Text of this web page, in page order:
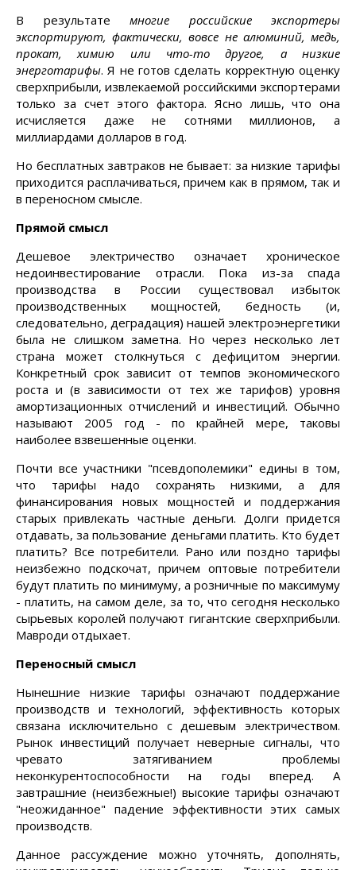
В результате многие российские экспортеры
экспортируют, фактически, вовсе не алюминий, медь,
прокат, химию или что-то другое, а низкие
энерготарифы. Я не готов сделать корректную оценку
сверхприбыли, извлекаемой российскими экспортерами
только за счет этого фактора. Ясно лишь, что она
исчисляется даже не сотнями миллионов, а
миллиардами долларов в год.
Но бесплатных завтраков не бывает: за низкие тарифы
приходится расплачиваться, причем как в прямом, так и
в переносном смысле.
Прямой смысл
Дешевое электричество означает хроническое
недоинвестирование отрасли. Пока из-за спада
производства в России существовал избыток
производственных мощностей, бедность (и,
следовательно, деградация) нашей электроэнергетики
была не слишком заметна. Но через несколько лет
страна может столкнуться с дефицитом энергии.
Конкретный срок зависит от темпов экономического
роста и (в зависимости от тех же тарифов) уровня
амортизационных отчислений и инвестиций. Обычно
называют 2005 год - по крайней мере, таковы
наиболее взвешенные оценки.
Почти все участники "псевдополемики" едины в том,
что тарифы надо сохранять низкими, а для
финансирования новых мощностей и поддержания
старых привлекать частные деньги. Долги придется
отдавать, за пользование деньгами платить. Кто будет
платить? Все потребители. Рано или поздно тарифы
неизбежно подскочат, причем оптовые потребители
будут платить по минимуму, а розничные по максимуму
- платить, на самом деле, за то, что сегодня несколько
сырьевых королей получают гигантские сверхприбыли.
Мавроди отдыхает.
Переносный смысл
Нынешние низкие тарифы означают поддержание
производств и технологий, эффективность которых
связана исключительно с дешевым электричеством.
Рынок инвестиций получает неверные сигналы, что
чревато затягиванием проблемы
неконкурентоспособности на годы вперед. А
завтрашние (неизбежные!) высокие тарифы означают
"неожиданное" падение эффективности этих самых
производств.
Данное рассуждение можно уточнять, дополнять,